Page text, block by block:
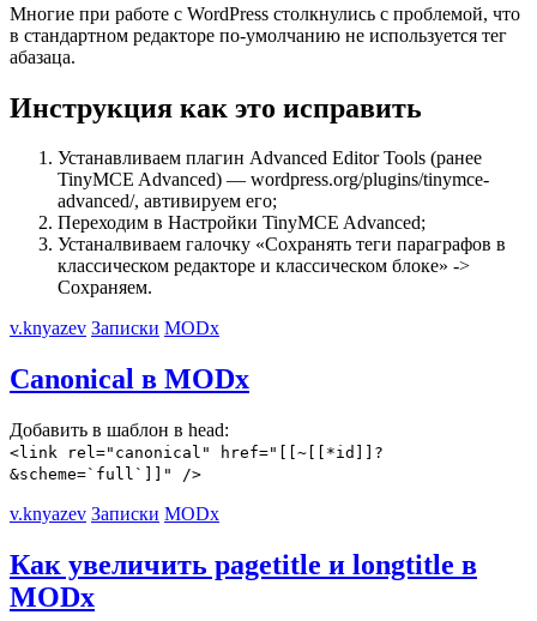
Многие при работе c WordPress столкнулись с проблемой, что
в стандартном редакторе по-умолчанию не используется тег
абазаца.
Инструкция как это исправить
Устанавливаем плагин Advanced Editor Tools (ранее
TinyMCE Advanced) — wordpress.org/plugins/tinymce-
advanced/, автивируем его;
Переходим в Настройки TinyMCE Advanced;
Устаналвиваем галочку «Сохранять теги параграфов в
классическом редакторе и классическом блоке» ->
Сохраняем.
v.knyazev Записки MODx
Canonical в MODx
Добавить в шаблон в head:
<link rel="canonical" href="[[~[[*id]]?
&scheme=`full`]]" />
v.knyazev Записки MODx
Как увеличить pagetitle и longtitle в
MODx